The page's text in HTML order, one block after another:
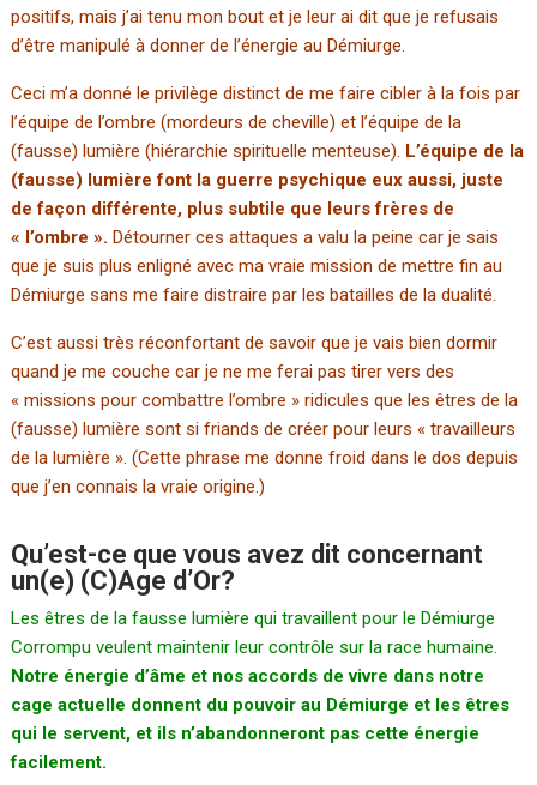
positifs, mais j’ai tenu mon bout et je leur ai dit que je refusais
d’être manipulé à donner de l’énergie au Démiurge.
Ceci m’a donné le privilège distinct de me faire cibler à la fois par
l’équipe de l’ombre (mordeurs de cheville) et l’équipe de la
(fausse) lumière (hiérarchie spirituelle menteuse). L’équipe de la
(fausse) lumière font la guerre psychique eux aussi, juste
de façon différente, plus subtile que leurs frères de
« l’ombre ».Détourner ces attaques a valu la peine car je sais
que je suis plus enligné avec ma vraie mission de mettre fin au
Démiurge sans me faire distraire par les batailles de la dualité.
C’est aussi très réconfortant de savoir que je vais bien dormir
quand je me couche car je ne me ferai pas tirer vers des
« missions pour combattre l’ombre » ridicules que les êtres de la
(fausse) lumière sont si friands de créer pour leurs « travailleurs
de la lumière ». (Cette phrase me donne froid dans le dos depuis
que j’en connais la vraie origine.)
Qu’est-ce que vous avez dit concernant
un(e) (C)Age d’Or?
Les êtres de la fausse lumière qui travaillent pour le Démiurge
Corrompu veulent maintenir leur contrôle sur la race humaine.
Notre énergie d’âme et nos accords de vivre dans notre
cage actuelle donnent du pouvoir au Démiurge et les êtres
qui le servent, et ils n’abandonneront pas cette énergie
facilement.